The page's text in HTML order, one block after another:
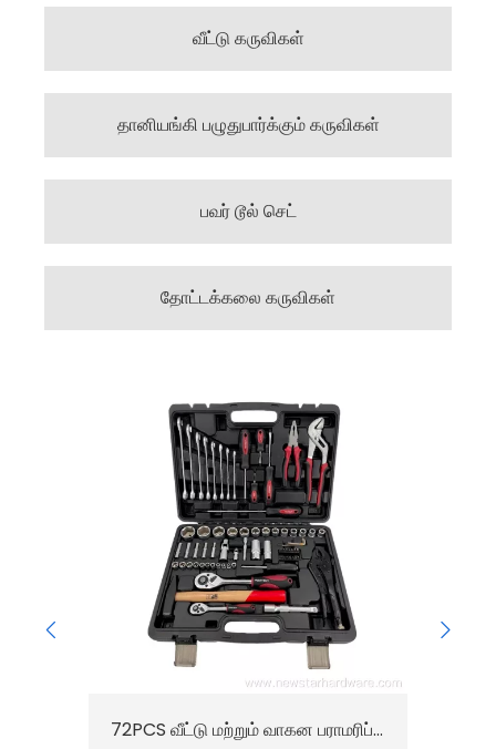
வீட்டு கருவிகள்
தானியங்கி பழுதுபார்க்கும் கருவிகள்
பவர் டூல் செட்
தோட்டக்கலை கருவிகள்
9Pcs கை பழுதுபார்க்கும் கருவி தொகுப்பு கருவி பை தொகுப்பு